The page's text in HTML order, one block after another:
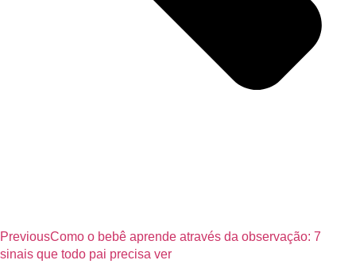
PreviousComo o bebê aprende através da observação: 7
sinais que todo pai precisa ver